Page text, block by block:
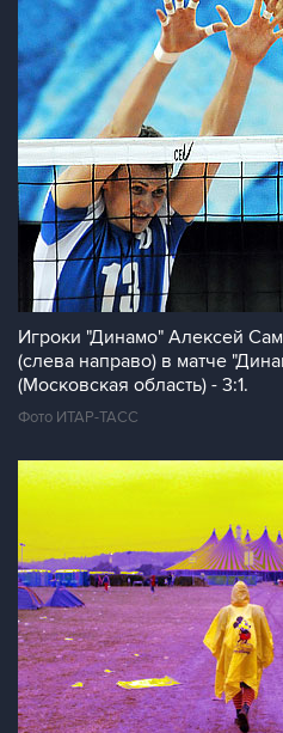
Игроки "Динамо" Алексей
(слева направо) в матче
(Московская область) - 3:1.
Фото ИТАР-ТАСС